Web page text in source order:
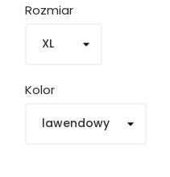
Rozmiar
Kolor